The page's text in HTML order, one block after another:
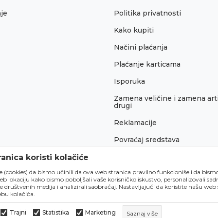
Politika privatnosti
Kako kupiti
Načini plaćanja
Plaćanje karticama
Isporuka
Zamena veličine i zamena
drugi
Reklamacije
Povraćaj sredstava
koristi kolačiće
(cookies) da bismo učinili da ova web stranica pravilno funkcioniše i da
lokaciju kako bismo poboljšali vaše korisničko iskustvo, personalizovali
društvenih medija i analizirali saobraćaj. Nastavljajući da koristite našu web
kolačića.
Trajni Statistika Marketing Saznaj više